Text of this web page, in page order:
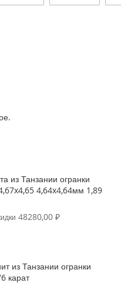
из Танзании огранки
4,64x4,64мм 1,89
48280,00 ₽
из Танзании огранки
карат